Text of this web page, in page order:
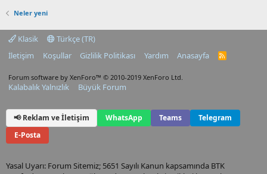
Neler yeni
Klasik
Türkçe (TR)
İletişim
Koşullar Gizlilik Politikası Yardım Anasayfa
R
Forum software by XenForo™ © 2010-2019 XenForo Ltd.
Kalabalık Yalnızlık Büyük Forum
📢 Reklam ve İletişim WhatsApp Teams
Telegram
E-Posta
Yasal Uyarı: Forum Sitemiz; 5651 Sayılı Kanun kapsamında BTK